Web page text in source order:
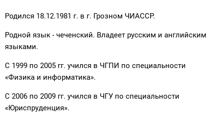
Родился 18.12.1981 г. в г. Грозном ЧИАССР.
Родной язык - чеченский. Владеет русским и английским
языками.
С 1999 по 2005 гг. учился в ЧГПИ по специальности
«Физика и информатика».
С 2006 по 2009 гг. учился в ЧГУ по специальности
«Юриспруденция».